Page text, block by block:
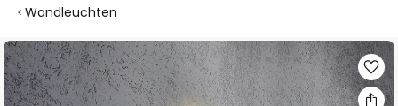
Wandleuchten
Zum
Ende
der